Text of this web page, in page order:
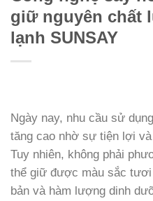
giữ nguyên chất
lạnh SUNSAY
Ngày nay, nhu cầu sử
tăng cao nhờ sự tiện lợi
Tuy nhiên, không phải
thể giữ được màu sắc
bản và hàm lượng dinh